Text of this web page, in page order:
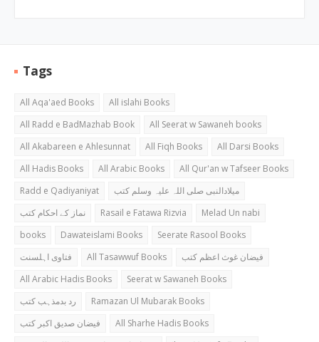
Tags
All Aqa'aed Books
All islahi Books
All Radd e BadMazhab Book
All Seerat w Sawaneh books
All Akabareen e Ahlesunnat
All Fiqh Books
All Darsi Books
All Hadis Books
All Arabic Books
All Qur'an w Tafseer Books
Radd e Qadiyaniyat
میلادالنبی صلی اللہ علیہ وسلم کتب
نماز کے احکام کتب
Rasail e Fatawa Rizvia
Melad Un nabi
books
Dawateislami Books
Seerate Rasool Books
فتاوی اہلسنت
All Tasawwuf Books
فیضان غوث اعظم کتب
All Arabic Hadis Books
Seerat w Sawaneh Books
رد بدمذہب کتب
Ramazan Ul Mubarak Books
فیضان صدیق اکبر کتب
All Sharhe Hadis Books